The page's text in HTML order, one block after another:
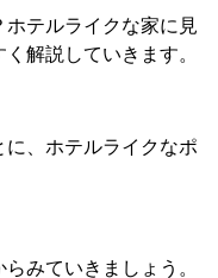
テルライクな家に見
解説していきます。
、ホテルライクなポ
みていきましょう。